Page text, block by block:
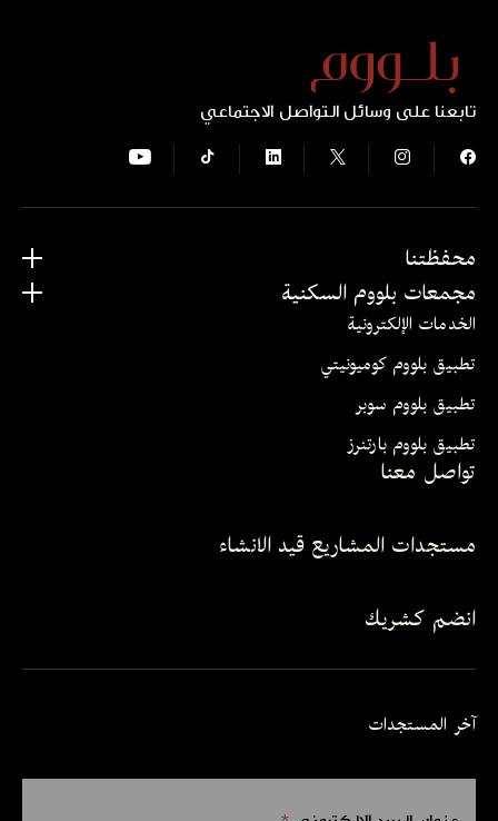
تابعنا على وسائل التواصل الاجتماعي
محفظتنا
مجمعات بلووم السكنية
الخدمات الإلكترونية
تطبيق بلووم كوميونيتي
تطبيق بلووم سوبر
تطبيق بلووم بارتنرز
تواصل معنا
مستجدات المشاريع قيد الانشاء
انضم كشريك
آخر المستجدات